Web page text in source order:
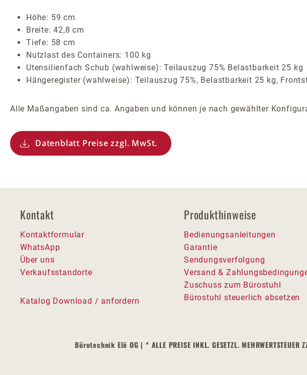
Höhe: 59 cm
Breite: 42,8 cm
Tiefe: 58 cm
Nutzlast des Containers: 100 kg
Utensilienfach Schub (wahlweise): Teilauszug 75% Belastbarkeit 25 kg
Hängeregister (wahlweise): Teilauszug 75%, Belastbarkeit 25 kg,
Alle Maßangaben sind ca. Angaben und können je nach gewählter
Datenblatt Preise zzgl. MwSt.
Kontakt
Kontaktformular
WhatsApp
Über uns
Verkaufsstandorte
Katalog Download / anfordern
Produkthinweise
Bedienungsanleitungen
Garantie
Sendungsverfolgung
Versand &
Zuschuss zum Bürostuhl
Bürostuhl steuerlich absetzen
Bürotechnik Elö OG | * ALLE PREISE INKL. GESETZL. MEHRWERTSTEUER